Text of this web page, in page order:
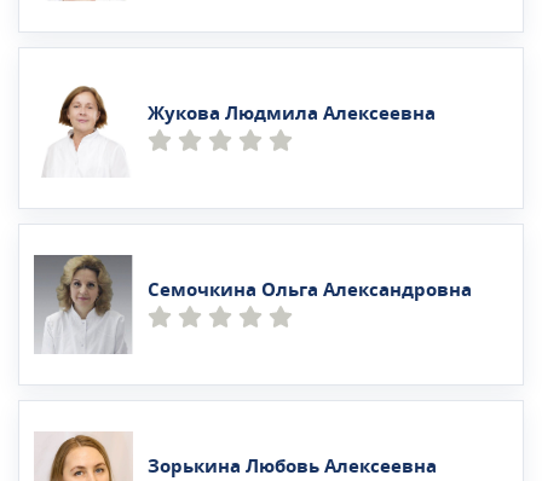
Жукова Людмила Алексеевна
Семочкина Ольга Александровна
Зорькина Любовь Алексеевна